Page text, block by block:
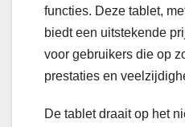
functies. Deze tablet,
biedt een uitstekende
voor gebruikers die op
prestaties en
De tablet draait op het